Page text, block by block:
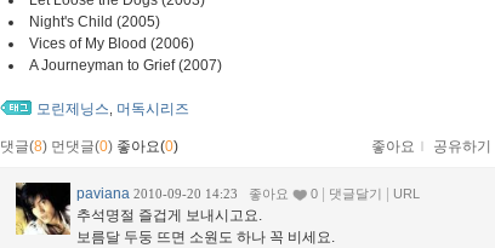
Night's Child (2005)
Vices of My Blood (2006)
A Journeyman to Grief (2007)
모린제닝스, 머독시리즈
댓글(8) 먼댓글(0) 좋아요(0) 좋아요 ｌ 공유하기
paviana 2010-09-20 14:23 좋아요 0 댓글달기 URL
추석명절 즐겁게 보내시고요.
보름달 두둥 뜨면 소원도 하나 꼭 비세요.